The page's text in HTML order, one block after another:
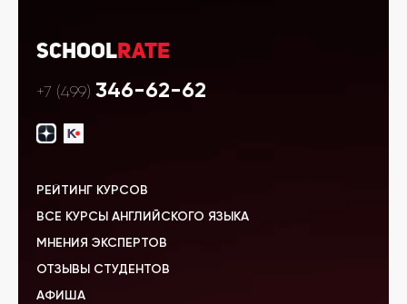
SchoolRate
+7 (499) 346-62-62
РЕЙТИНГ КУРСОВ
ВСЕ КУРСЫ АНГЛИЙСКОГО ЯЗЫКА
МНЕНИЯ ЭКСПЕРТОВ
ОТЗЫВЫ СТУДЕНТОВ
АФИША